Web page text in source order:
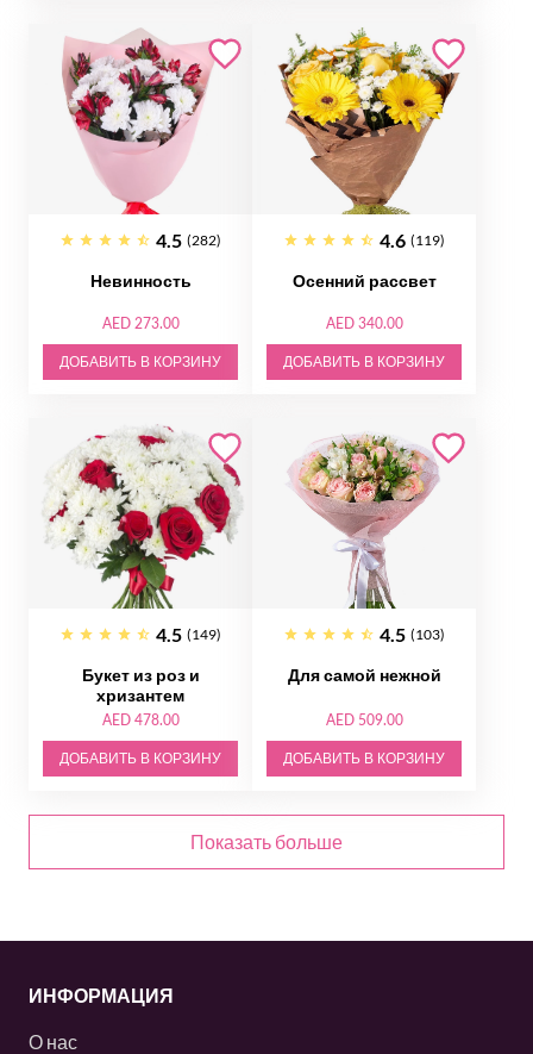
4.5 (282)
Невинность
AED 273.00
ДОБАВИТЬ В КОРЗИНУ
4.6 (119)
Осенний рассвет
AED 340.00
ДОБАВИТЬ В КОРЗИНУ
4.5 (149)
Букет из роз и
хризантем
AED 478.00
ДОБАВИТЬ В КОРЗИНУ
4.5 (103)
Для самой нежной
AED 509.00
ДОБАВИТЬ В КОРЗИНУ
Показать больше
ИНФОРМАЦИЯ
О нас